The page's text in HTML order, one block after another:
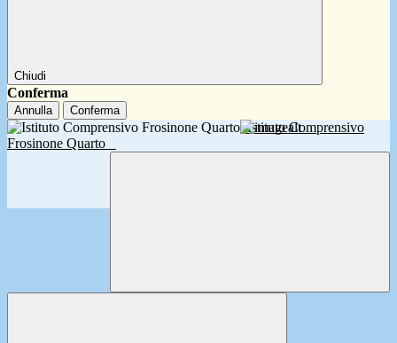
Chiudi
Conferma
Annulla Conferma
Istituto Comprensivo
Frosinone Quarto